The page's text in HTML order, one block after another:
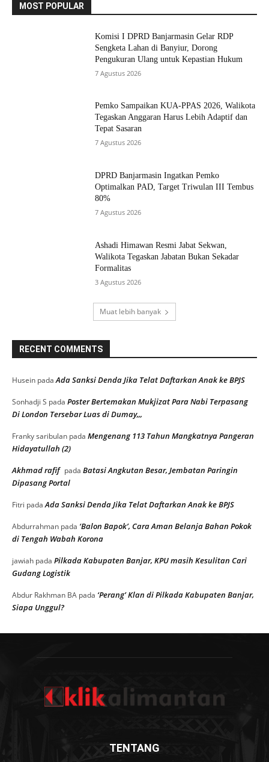
MOST POPULAR
Komisi I DPRD Banjarmasin Gelar RDP
Sengketa Lahan di Banyiur, Dorong
Pengukuran Ulang untuk Kepastian Hukum
7 Agustus 2026
Pemko Sampaikan KUA-PPAS 2026, Walikota
Tegaskan Anggaran Harus Lebih Adaptif dan
Tepat Sasaran
7 Agustus 2026
DPRD Banjarmasin Ingatkan Pemko
Optimalkan PAD, Target Triwulan III Tembus
80%
7 Agustus 2026
Ashadi Himawan Resmi Jabat Sekwan,
Walikota Tegaskan Jabatan Bukan Sekadar
Formalitas
3 Agustus 2026
Muat lebih banyak
RECENT COMMENTS
Husein padaAda Sanksi Denda Jika Telat Daftarkan Anak ke BPJS
Sonhadji S pada Poster Bertemakan Mukjizat Para Nabi Terpasang
Di London Tersebar Luas di Dumay,,,
Franky saribulan pada Mengenang 113 Tahun Mangkatnya Pangeran
Hidayatullah (2)
Akhmad rafif pada Batasi Angkutan Besar, Jembatan Paringin
Dipasang Portal
Fitri padaAda Sanksi Denda Jika Telat Daftarkan Anak ke BPJS
Abdurrahman pada ‘Balon Bapok’, Cara Aman Belanja Bahan Pokok
di Tengah Wabah Korona
jawiah pada Pilkada Kabupaten Banjar, KPU masih Kesulitan Cari
Gudang Logistik
Abdur Rakhman BA pada ‘Perang’ Klan di Pilkada Kabupaten Banjar,
Siapa Unggul?
TENTANG